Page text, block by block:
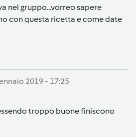
nel gruppo...vorreo sapere
con questa ricetta e come date
2019 - 17:25
troppo buone finiscono